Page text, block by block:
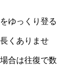
ゆっくり登る
くありませ
合は往復で数